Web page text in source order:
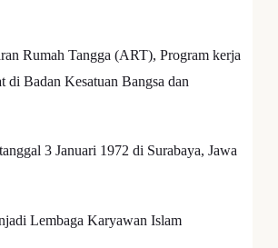
Rumah Tangga (ART), Program kerja
di Badan Kesatuan Bangsa dan
3 Januari 1972 di Surabaya, Jawa
Lembaga Karyawan Islam